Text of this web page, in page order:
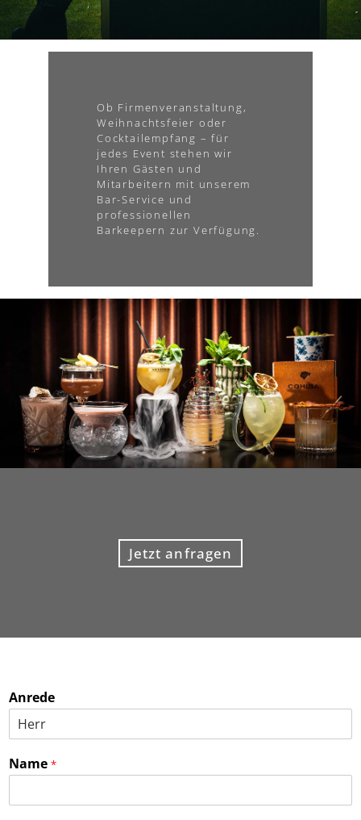
Ob Firmenveranstaltung,
Weihnachtsfeier oder
Cocktailempfang – für
jedes Event stehen wir
Ihren Gästen und
Mitarbeitern mit unserem
Bar-Service und
professionellen
Barkeepern zur Verfügung.
Jetzt anfragen
Anrede
Name *